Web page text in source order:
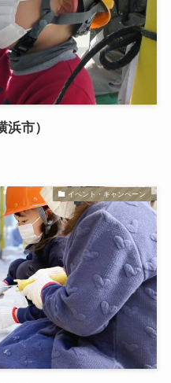
浜市）
イベント・キャンペーン